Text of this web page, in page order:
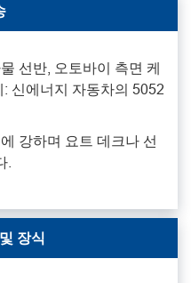
선반, 오토바이 측면 케
신에너지 자동차의 5052
강하며 요트 데크나 선
.
장식